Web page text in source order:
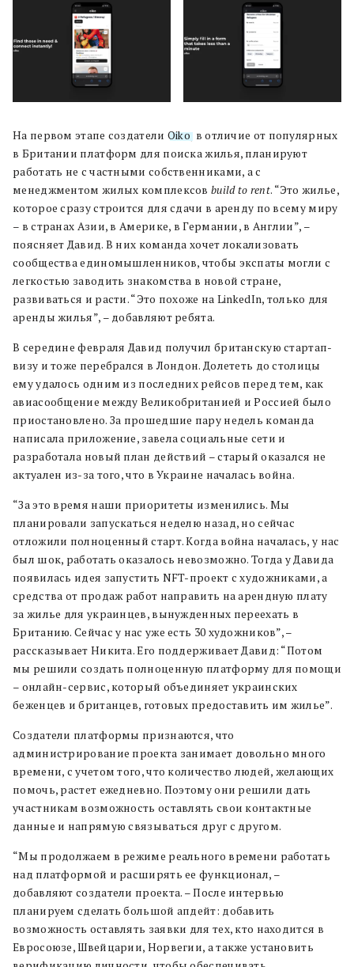
На первом этапе создатели Oiko, в отличие от популярных
в Британии платформ для поиска жилья, планируют
работать не с частными собственниками, а с
менеджментом жилых комплексов build to rent. “Это жилье,
которое сразу строится для сдачи в аренду по всему миру
– в странах Азии, в Америке, в Германии, в Англии”, –
поясняет Давид. В них команда хочет локализовать
сообщества единомышленников, чтобы экспаты могли с
легкостью заводить знакомства в новой стране,
развиваться и расти. “Это похоже на LinkedIn, только для
аренды жилья”, – добавляют ребята.
В середине февраля Давид получил британскую стартап-
визу и тоже перебрался в Лондон. Долететь до столицы
ему удалось одним из последних рейсов перед тем, как
авиасообщение между Великобританией и Россией было
приостановлено. За прошедшие пару недель команда
написала приложение, завела социальные сети и
разработала новый план действий – старый оказался не
актуален из-за того, что в Украине началась война.
“За это время наши приоритеты изменились. Мы
планировали запускаться неделю назад, но сейчас
отложили полноценный старт. Когда война началась, у нас
был шок, работать оказалось невозможно. Тогда у Давида
появилась идея запустить NFT-проект с художниками, а
средства от продаж работ направить на арендную плату
за жилье для украинцев, вынужденных переехать в
Британию. Сейчас у нас уже есть 30 художников”, –
рассказывает Никита. Его поддерживает Давид: “Потом
мы решили создать полноценную платформу для помощи
– онлайн-сервис, который объединяет украинских
беженцев и британцев, готовых предоставить им жилье”.
Создатели платформы признаются, что
администрирование проекта занимает довольно много
времени, с учетом того, что количество людей, желающих
помочь, растет ежедневно. Поэтому они решили дать
участникам возможность оставлять свои контактные
данные и напрямую связываться друг с другом.
“Мы продолжаем в режиме реального времени работать
над платформой и расширять ее функционал, –
добавляют создатели проекта. – После интервью
планируем сделать большой апдейт: добавить
возможность оставлять заявки для тех, кто находится в
Евросоюзе, Швейцарии, Норвегии, а также установить